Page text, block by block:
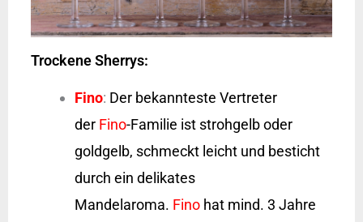
Trockene Sherrys:
Fino: Der bekannteste Vertreter
der Fino-Familie ist strohgelb oder
goldgelb, schmeckt leicht und besticht
durch ein delikates
Mandelaroma. Fino hat mind. 3 Jahre